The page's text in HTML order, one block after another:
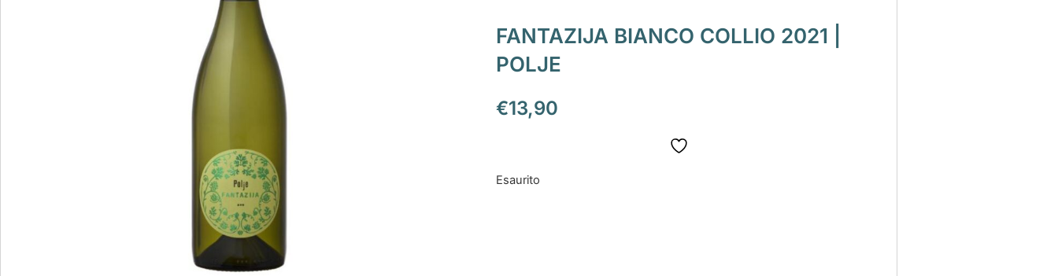
FANTAZIJA BIANCO COLLIO 2021 |
POLJE
€13,90
Esaurito